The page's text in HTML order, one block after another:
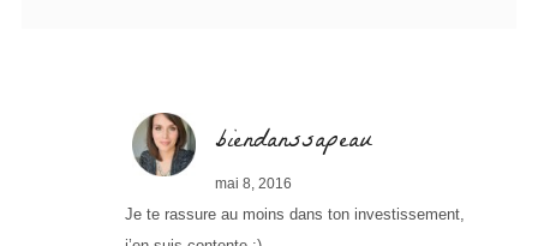
biendanssapeau
mai 8, 2016
Je te rassure au moins dans ton investissement,